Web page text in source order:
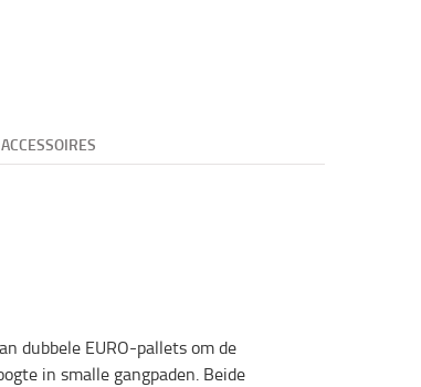
dubbele EURO-pallets om de
in smalle gangpaden. Beide